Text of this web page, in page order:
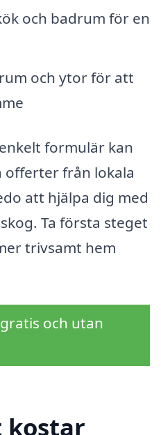
och badrum för en
och ytor för att
formulär kan
offerter från lokala
att hjälpa dig med
Ta första steget
trivsamt hem
och utan
kostar